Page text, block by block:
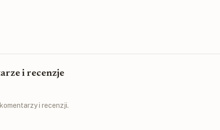
i recenzje
i recenzji.